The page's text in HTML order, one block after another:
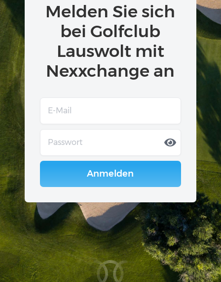
Melden Sie sich
bei Golfclub
Lauswolt mit
Nexxchange an
Anmelden